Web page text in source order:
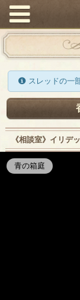
スレッドの一
《相談室》イリデ
青の箱庭